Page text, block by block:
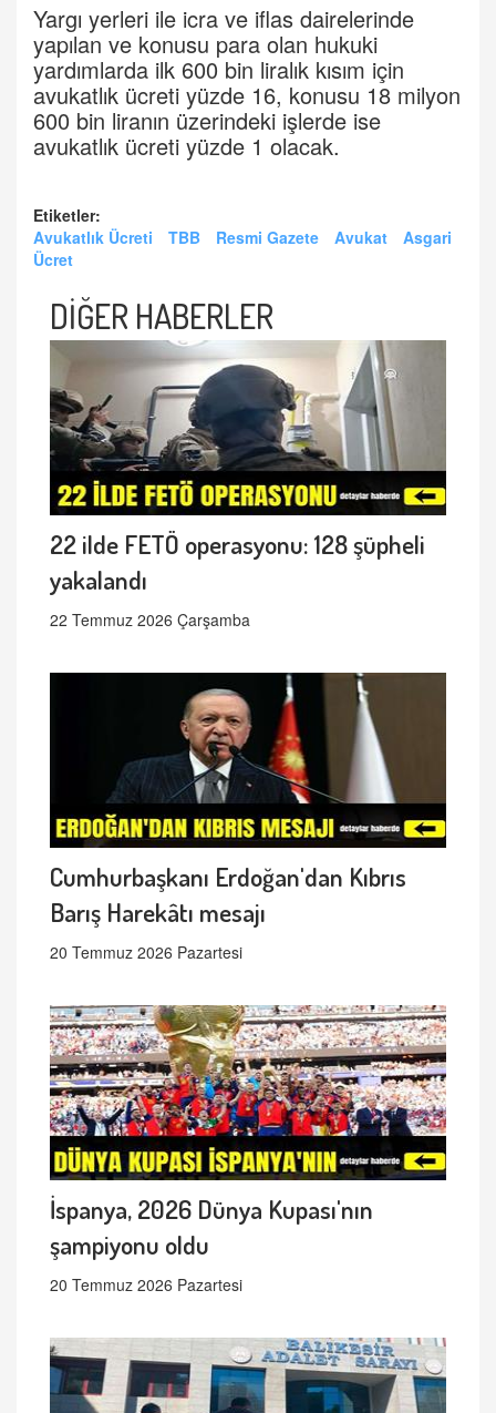
Yargı yerleri ile icra ve iflas dairelerinde
yapılan ve konusu para olan hukuki
yardımlarda ilk 600 bin liralık kısım için
avukatlık ücreti yüzde 16, konusu 18 milyon
600 bin liranın üzerindeki işlerde ise
avukatlık ücreti yüzde 1 olacak.
Etiketler:
Avukatlık Ücreti
TBB Resmi Gazete Avukat
Asgari
Ücret
DİĞER HABERLER
22 ilde FETÖ operasyonu: 128 şüpheli
yakalandı
22 Temmuz 2026 Çarşamba
Cumhurbaşkanı Erdoğan'dan Kıbrıs
Barış Harekâtı mesajı
20 Temmuz 2026 Pazartesi
İspanya, 2026 Dünya Kupası'nın
şampiyonu oldu
20 Temmuz 2026 Pazartesi